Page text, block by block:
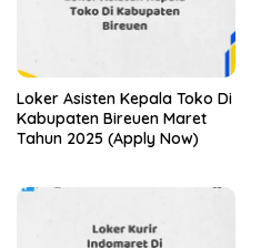
Loker Asisten Kepala Toko Di
Kabupaten Bireuen Maret
Tahun 2025 (Apply Now)